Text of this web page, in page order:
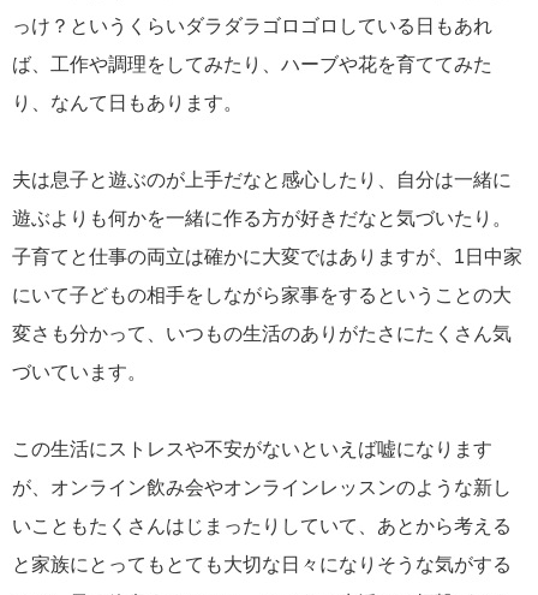
っけ？というくらいダラダラゴロゴロしている日もあれ
ば、工作や調理をしてみたり、ハーブや花を育ててみた
り、なんて日もあります。
夫は息子と遊ぶのが上手だなと感心したり、自分は一緒に
遊ぶよりも何かを一緒に作る方が好きだなと気づいたり。
子育てと仕事の両立は確かに大変ではありますが、1日中家
にいて子どもの相手をしながら家事をするということの大
変さも分かって、いつもの生活のありがたさにたくさん気
づいています。
この生活にストレスや不安がないといえば嘘になります
が、オンライン飲み会やオンラインレッスンのような新し
いこともたくさんはじまったりしていて、あとから考える
と家族にとってもとても大切な日々になりそうな気がする